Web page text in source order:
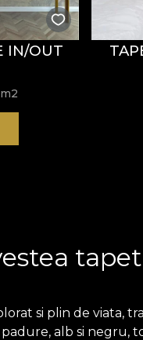
IN/OUT
si plin de viata,
alb si